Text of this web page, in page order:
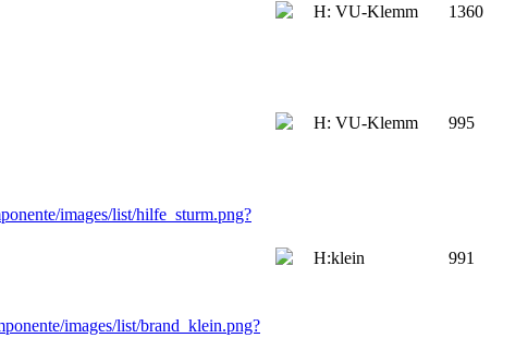
H: VU-Klemm 1360
H: VU-Klemm 995
H:klein 991